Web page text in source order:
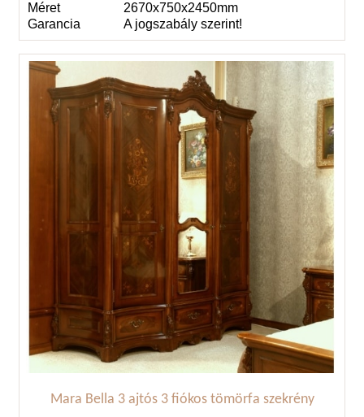
Méret
2670x750x2450mm
Garancia
A jogszabály szerint!
Mara Bella 3 ajtós 3 fiókos tömörfa szekrény